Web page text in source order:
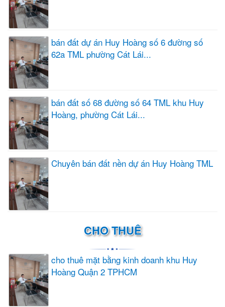
bán đất dự án Huy Hoàng số 6 đường số
62a TML phường Cát Lái...
bán đất số 68 đường số 64 TML khu Huy
Hoàng, phường Cát Lái...
Chuyên bán đất nền dự án Huy Hoàng TML
CHO THUÊ
cho thuê mặt bằng kinh doanh khu Huy
Hoàng Quận 2 TPHCM